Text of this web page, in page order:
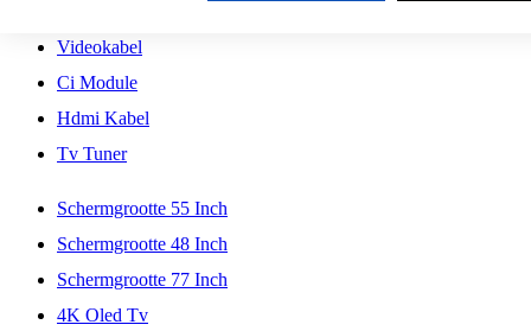
Videokabel
Ci Module
Hdmi Kabel
Tv Tuner
Schermgrootte 55 Inch
Schermgrootte 48 Inch
Schermgrootte 77 Inch
4K Oled Tv